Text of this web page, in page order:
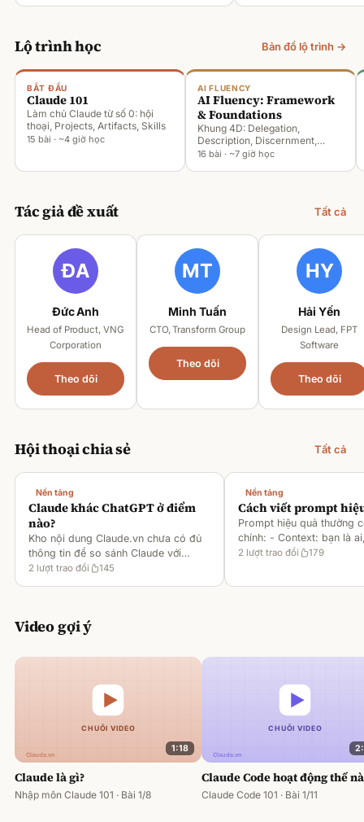
Lộ trình học Bản đồ lộ trình →
BẮT ĐẦU
Claude 101
Làm chủ Claude từ số 0: hội
thoại, Projects, Artifacts, Skills
15 bài · ~4 giờ học
AI FLUENCY
AI Fluency: Framework
& Foundations
Khung 4D: Delegation,
Description, Discernment,
Diligence
16 bài · ~7 giờ học
Tác giả đề xuất Tất cả
Đức Anh
Head of Product, VNG
Corporation
Theo dõi
Minh Tuấn
CTO, Transform Group
Theo dõi
Hải Yến
Design Lead, FPT
Software
Theo dõi
Hội thoại chia sẻ Tất cả
Nền tảng
Claude khác ChatGPT ở điểm
nào?
Kho nội dung Claude.vn chưa có đủ
thông tin để so sánh Claude với
ChatGPT. Hiện chỉ có tài liệu về
2 lượt trao đổi 145
Nền tảng
Cách viết prompt
Prompt hiệu quả thường
chính: - Context: bạn là
gì [1][2][6] - Task: muốn
2 lượt trao đổi 179
Video gợi ý
1:18
Claude là gì?
Nhập môn Claude 101 · Bài 1/8
Claude Code hoạt động thế
Claude Code 101 · Bài 1/11